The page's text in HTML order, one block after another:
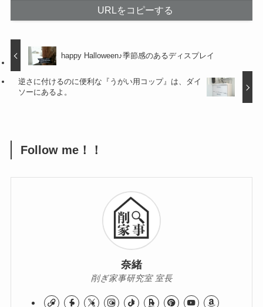
URLをコピーする
happy Halloween♪季節感のあるディスプレイ
逆さに付けるのに便利な『うがい用コップ』は、ダイ
ソーにあるよ。
Follow me！！
奈緒
削ぎ家事研究室 室長